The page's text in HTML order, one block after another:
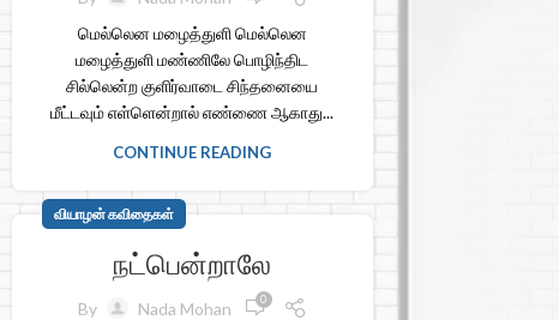
மெல்லென மழைத்துளி மெல்லென
மழைத்துளி மண்ணிலே பொழிந்திட
சில்லென்ற குளிர்வாடை சிந்தனையை
மீட்டவும் எள்ளென்றால் எண்ணை ஆகாது...
CONTINUE READING
வியாழன் கவிதைகள்
நட்பென்றாலே
By Nada Mohan 0